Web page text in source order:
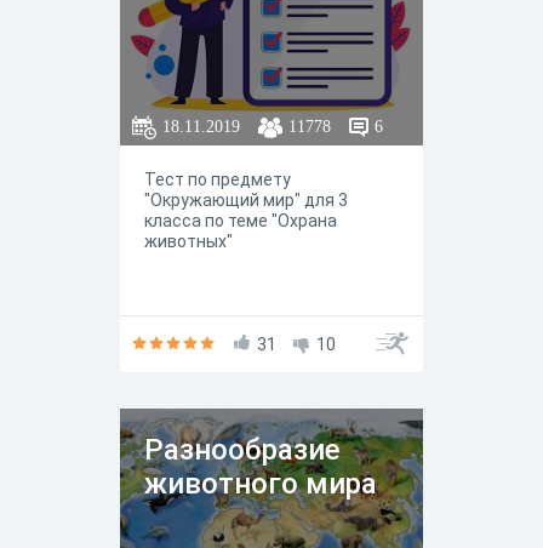
18.11.2019 11778 6
Тест по предмету
"Окружающий мир" для 3
класса по теме "Охрана
животных"
31 10
Разнообразие
животного мира